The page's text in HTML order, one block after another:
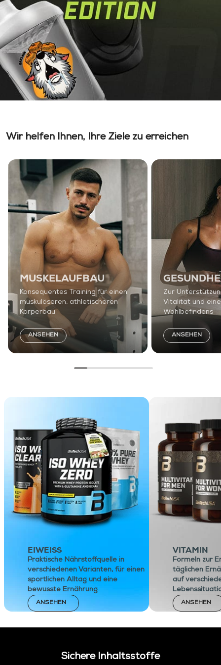
Wir helfen Ihnen, Ihre Ziele zu erreichen
MUSKELAUFBAU
Konsequentes Training für einen
muskulöseren, athletischeren
Körperbau
ANSEHEN
Zur
Vitalität und
Wohlbefindens
ANSEHEN
EIWEISS
Praktische Nährstoffquelle in
verschiedenen Varianten, für einen
sportlichen Alltag und eine
bewusste Ernährung
ANSEHEN
VITAMIN
Formeln zur
täglichen
auf
ANSEHEN
Sichere Inhaltsstoffe